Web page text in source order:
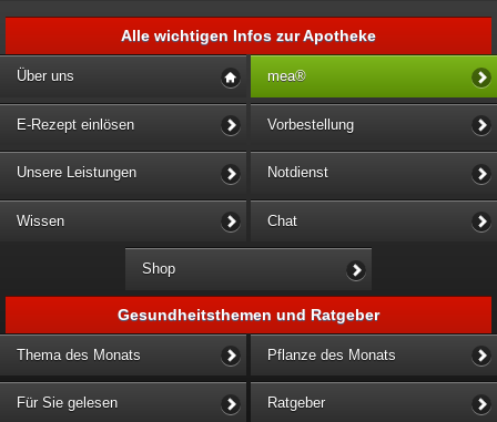
Alle wichtigen Infos zur Apotheke
Über uns mea®
E-Rezept einlösen Vorbestellung
Unsere Leistungen Notdienst
Wissen Chat
Shop
Gesundheitsthemen und Ratgeber
Thema des Monats Pflanze des Monats
Für Sie gelesen Ratgeber